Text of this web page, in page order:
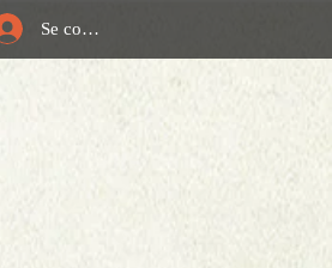
Se connecter